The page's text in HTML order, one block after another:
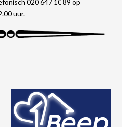
020 647 10 89 op
uur.